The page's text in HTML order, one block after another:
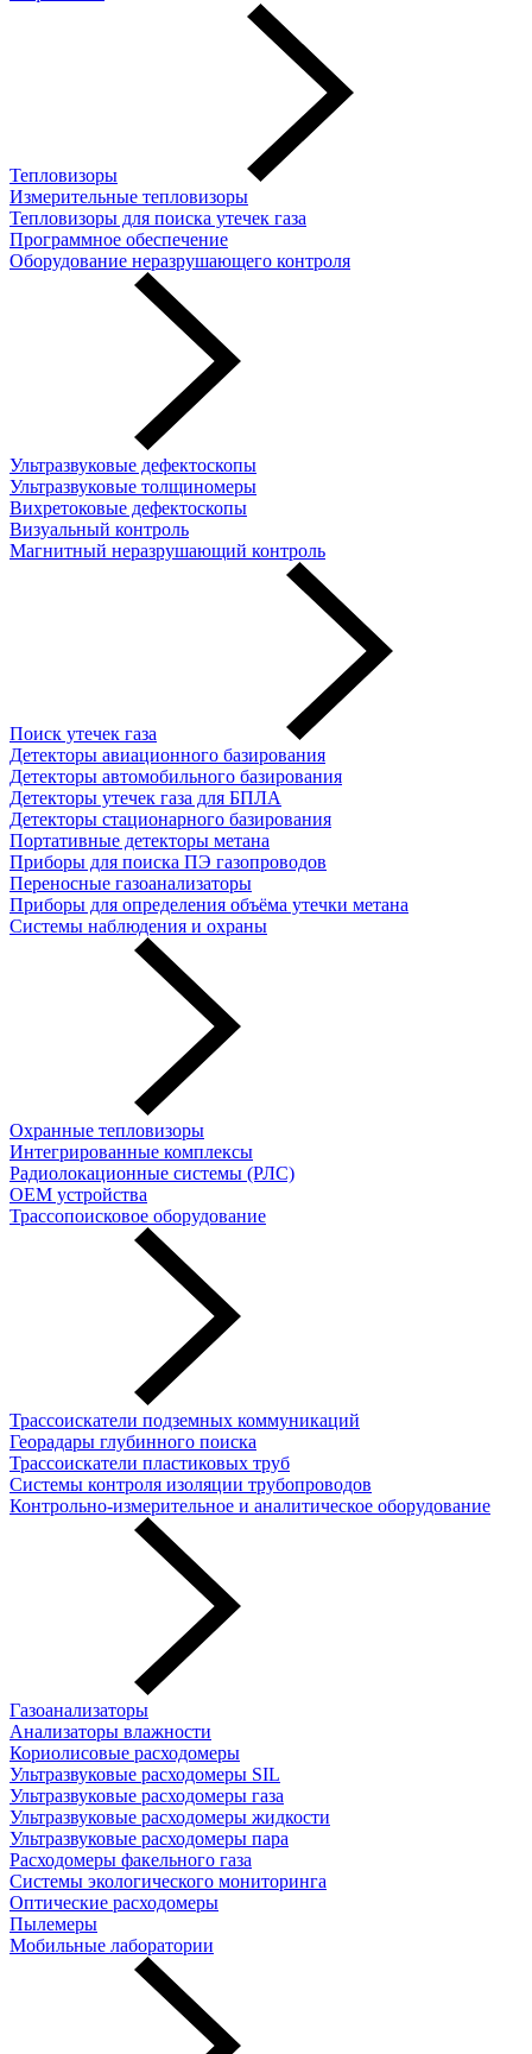
Тепловизоры
Измерительные тепловизоры
Тепловизоры для поиска утечек газа
Программное обеспечение
Оборудование неразрушающего контроля
Ультразвуковые дефектоскопы
Ультразвуковые толщиномеры
Вихретоковые дефектоскопы
Визуальный контроль
Магнитный неразрушающий контроль
Поиск утечек газа
Детекторы авиационного базирования
Детекторы автомобильного базирования
Детекторы утечек газа для БПЛА
Детекторы стационарного базирования
Портативные детекторы метана
Приборы для поиска ПЭ газопроводов
Переносные газоанализаторы
Приборы для определения объёма утечки метана
Системы наблюдения и охраны
Охранные тепловизоры
Интегрированные комплексы
Радиолокационные системы (РЛС)
OEM устройства
Трассопоисковое оборудование
Трассоискатели подземных коммуникаций
Георадары глубинного поиска
Трассоискатели пластиковых труб
Cистемы контроля изоляции трубопроводов
Контрольно-измерительное и аналитическое оборудование
Газоанализаторы
Анализаторы влажности
Кориолисовые расходомеры
Ультразвуковые расходомеры SIL
Ультразвуковые расходомеры газа
Ультразвуковые расходомеры жидкости
Ультразвуковые расходомеры пара
Расходомеры факельного газа
Системы экологического мониторинга
Оптические расходомеры
Пылемеры
Мобильные лаборатории